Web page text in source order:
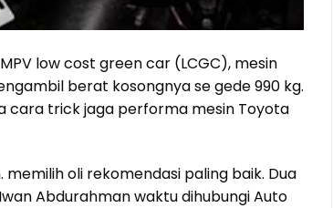
low cost green car (LCGC), mesin
berat kosongnya se gede 990 kg.
cara trick jaga performa mesin Toyota
oli rekomendasi paling baik. Dua
Abdurahman waktu dihubungi Auto